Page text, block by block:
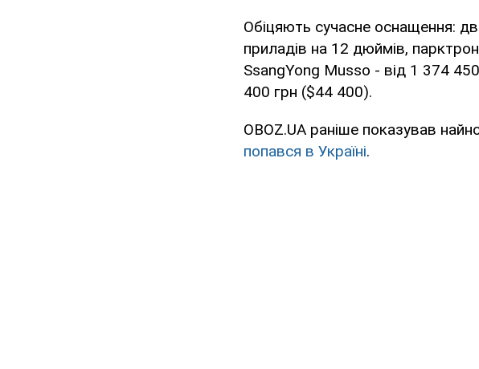
Обіцяють сучасне оснащення:
приладів на 12 дюймів,
SsangYong Musso - від 1 374
400 грн ($44 400).
OBOZ.UA раніше показував
попався в Україні.